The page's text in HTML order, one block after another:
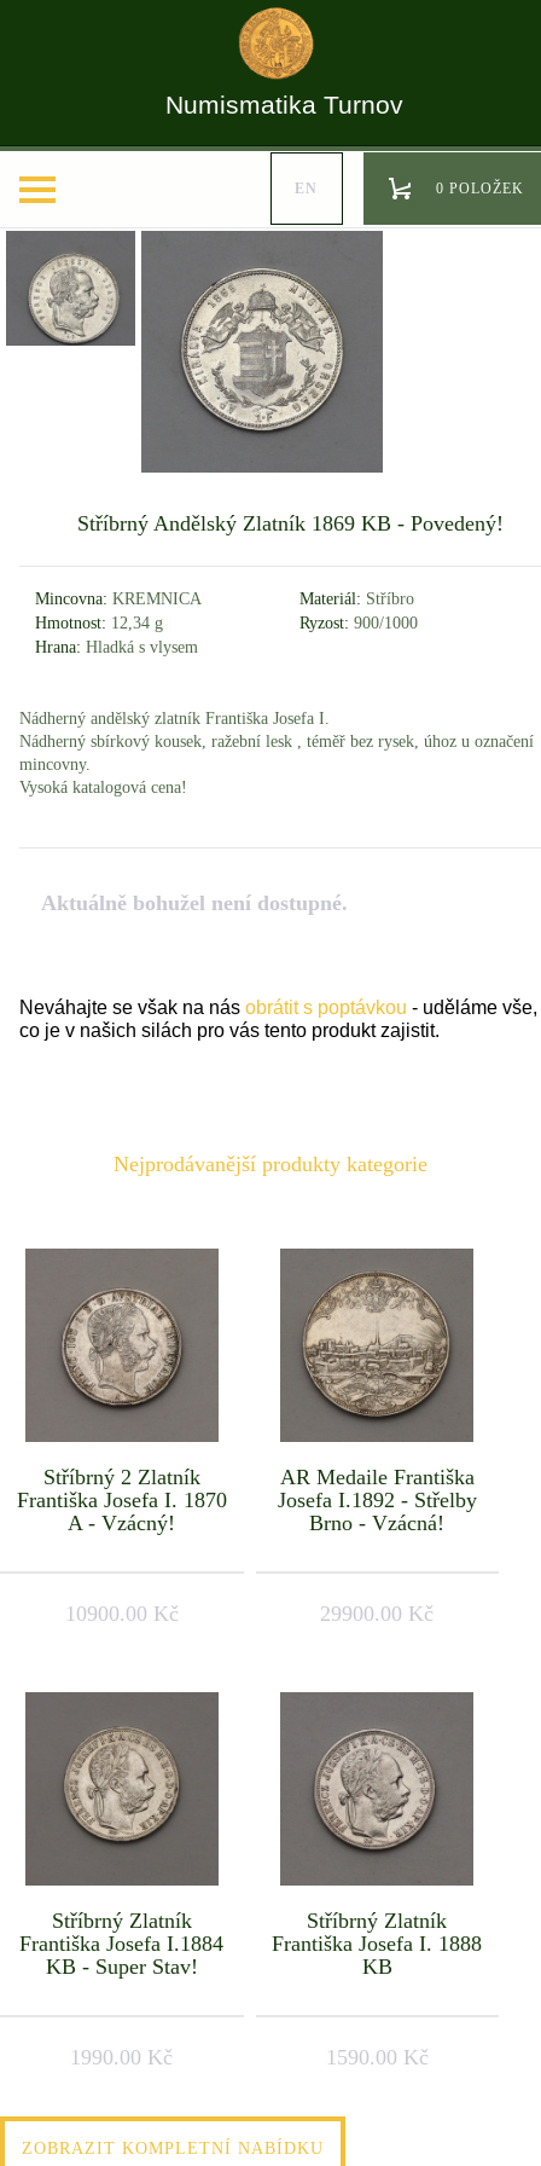
Numismatika Turnov
EN 0 POLOŽEK
Stříbrný Andělský Zlatník 1869 KB - Povedený!
Mincovna: KREMNICA Materiál: Stříbro
Hmotnost: 12,34 g Ryzost: 900/1000
Hrana: Hladká s vlysem
Nádherný andělský zlatník Františka Josefa I.
Nádherný sbírkový kousek, ražební lesk , téměř bez rysek, úhoz u označení
mincovny.
Vysoká katalogová cena!
Aktuálně bohužel není dostupné.
Neváhajte se však na nás obrátit s poptávkou - uděláme vše,
co je v našich silách pro vás tento produkt zajistit.
Nejprodávanější produkty kategorie
Stříbrný 2 Zlatník
Františka Josefa I. 1870
A - Vzácný!
10900.00 Kč
AR Medaile Františka
Josefa I.1892 - Střelby
Brno - Vzácná!
29900.00 Kč
Stříbrný Zlatník
Františka Josefa I.1884
KB - Super Stav!
1990.00 Kč
Stříbrný Zlatník
Františka Josefa I. 1888
KB
1590.00 Kč
ZOBRAZIT KOMPLETNÍ NABÍDKU